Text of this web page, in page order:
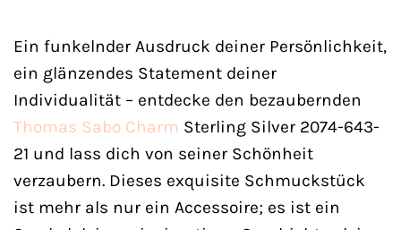
Ein funkelnder Ausdruck deiner Persönlichkeit,
ein glänzendes Statement deiner
Individualität – entdecke den bezaubernden
Thomas Sabo Charm Sterling Silver 2074-643-
21 und lass dich von seiner Schönheit
verzaubern. Dieses exquisite Schmuckstück
ist mehr als nur ein Accessoire; es ist ein